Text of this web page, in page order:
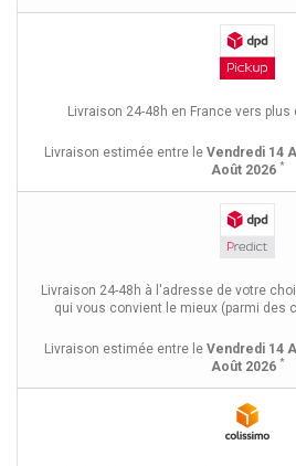
Livraison 24-48h en France vers plus
Livraison estimée entre le Vendredi 14
Août 2026 *
Livraison 24-48h à l'adresse de votre
qui vous convient le mieux (parmi des
Livraison estimée entre le Vendredi 14
Août 2026 *